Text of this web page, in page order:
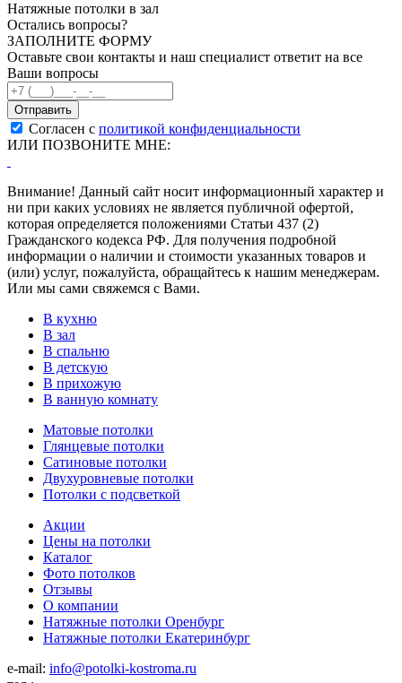
Натяжные потолки в зал
Остались вопросы?
ЗАПОЛНИТЕ ФОРМУ
Оставьте свои контакты и наш специалист ответит на все
Ваши вопросы
Согласен с политикой конфиденциальности
ИЛИ ПОЗВОНИТЕ МНЕ:
Внимание! Данный сайт носит информационный характер и
ни при каких условиях не является публичной офертой,
которая определяется положениями Статьи 437 (2)
Гражданского кодекса РФ. Для получения подробной
информации о наличии и стоимости указанных товаров и
(или) услуг, пожалуйста, обращайтесь к нашим менеджерам.
Или мы сами свяжемся с Вами.
В кухню
В зал
В спальню
В детскую
В прихожую
В ванную комнату
Матовые потолки
Глянцевые потолки
Сатиновые потолки
Двухуровневые потолки
Потолки с подсветкой
Акции
Цены на потолки
Каталог
Фото потолков
Отзывы
О компании
Натяжные потолки Оренбург
Натяжные потолки Екатеринбург
e-mail: info@potolki-kostroma.ru